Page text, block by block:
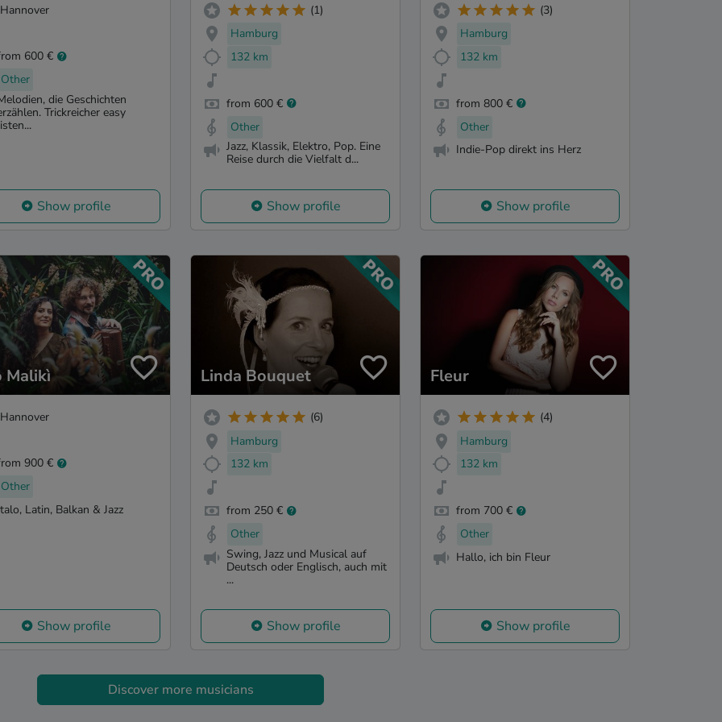
Hannover
600 €
Other
die Geschichten
Trickreicher easy
Show profile
(1)
Hamburg
132 km
from 600 €
Other
Jazz, Klassik, Elektro, Pop. Eine
Reise durch die Vielfalt d...
Show profile
(3)
Hamburg
132 km
from 800 €
Other
Indie-Pop direkt ins Herz
Show profile
Malikì
Hannover
900 €
Other
Latin, Balkan & Jazz
Show profile
Linda Bouquet
(6)
Hamburg
132 km
from 250 €
Other
Swing, Jazz und Musical auf
Deutsch oder Englisch, auch mit
...
Show profile
Fleur
(4)
Hamburg
132 km
from 700 €
Other
Hallo, ich bin Fleur
Show profile
Discover more musicians